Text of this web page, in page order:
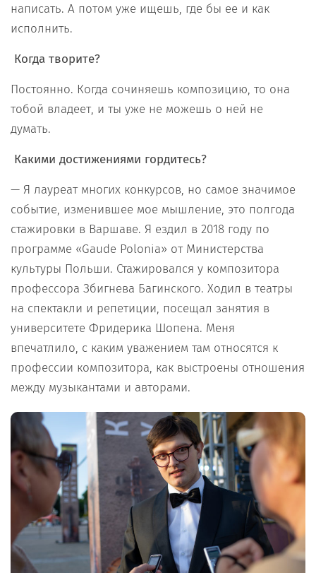
написать. А потом уже ищешь, где бы ее и как
исполнить.
Когда творите?
Постоянно. Когда сочиняешь композицию, то она
тобой владеет, и ты уже не можешь о ней не
думать.
Какими достижениями гордитесь?
— Я лауреат многих конкурсов, но самое значимое
событие, изменившее мое мышление, это полгода
стажировки в Варшаве. Я ездил в 2018 году по
программе «Gaude Polonia» от Министерства
культуры Польши. Стажировался у композитора
профессора Збигнева Багинского. Ходил в театры
на спектакли и репетиции, посещал занятия в
университете Фридерика Шопена. Меня
впечатлило, с каким уважением там относятся к
профессии композитора, как выстроены отношения
между музыкантами и авторами.